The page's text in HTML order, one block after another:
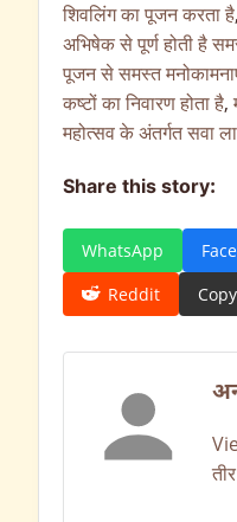
शिवलिंग का पूजन करता है,
अभिषेक से पूर्ण होती है
पूजन से समस्त
कष्टों का निवारण होता है,
महोत्सव के अंतर्गत सवा
Share this story:
WhatsApp
Reddit